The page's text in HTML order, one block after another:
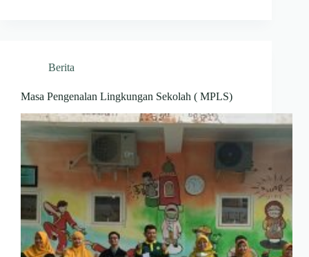
Berita
Masa Pengenalan Lingkungan Sekolah ( MPLS)